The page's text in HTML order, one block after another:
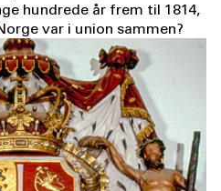
hundrede år frem til 1814,
var i union sammen?